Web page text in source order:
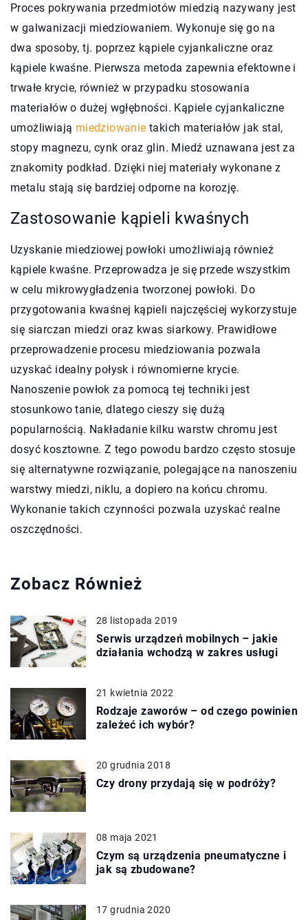
Proces pokrywania przedmiotów miedzią nazywany jest
w galwanizacji miedziowaniem. Wykonuje się go na
dwa sposoby, tj. poprzez kąpiele cyjankaliczne oraz
kąpiele kwaśne. Pierwsza metoda zapewnia efektowne i
trwałe krycie, również w przypadku stosowania
materiałów o dużej wgłębności. Kąpiele cyjankaliczne
umożliwiają miedziowanie takich materiałów jak stal,
stopy magnezu, cynk oraz glin. Miedź uznawana jest za
znakomity podkład. Dzięki niej materiały wykonane z
metalu stają się bardziej odporne na korozję.
Zastosowanie kąpieli kwaśnych
Uzyskanie miedziowej powłoki umożliwiają również
kąpiele kwaśne. Przeprowadza je się przede wszystkim
w celu mikrowygładzenia tworzonej powłoki. Do
przygotowania kwaśnej kąpieli najczęściej wykorzystuje
się siarczan miedzi oraz kwas siarkowy. Prawidłowe
przeprowadzenie procesu miedziowania pozwala
uzyskać idealny połysk i równomierne krycie.
Nanoszenie powłok za pomocą tej techniki jest
stosunkowo tanie, dlatego cieszy się dużą
popularnością. Nakładanie kilku warstw chromu jest
dosyć kosztowne. Z tego powodu bardzo często stosuje
się alternatywne rozwiązanie, polegające na nanoszeniu
warstwy miedzi, niklu, a dopiero na końcu chromu.
Wykonanie takich czynności pozwala uzyskać realne
oszczędności.
Zobacz Również
28 listopada 2019
Serwis urządzeń mobilnych – jakie
działania wchodzą w zakres usługi
21 kwietnia 2022
Rodzaje zaworów – od czego powinien
zależeć ich wybór?
20 grudnia 2018
Czy drony przydają się w podróży?
08 maja 2021
Czym są urządzenia pneumatyczne i
jak są zbudowane?
17 grudnia 2020